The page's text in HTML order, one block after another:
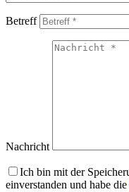
Betreff
Nachricht
Ich bin mit der
einverstanden und habe die